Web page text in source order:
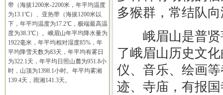
带（海拔1200米-2200米，年平均温度
为13.1℃）、亚热带（海拔1200米以
下，年平均温度为17.2℃，极端最高温
度为38.3℃）。峨眉山年平均降水量为
1922毫米，年平均相对湿度85%，年
平均降雪天数为83天，年平均有雾日
为322.1天，年平均日照山麓为951.8小
时，山顶为1398.1小时。年平均雾湘
139.4天，雨湘141.3天。
多猴群，常结队
峨眉山是普贤
了峨眉山历史文
仪、音乐、绘画
迹、寺庙，有报